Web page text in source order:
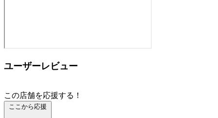
ユーザーレビュー
この店舗を応援する！
ここから応援